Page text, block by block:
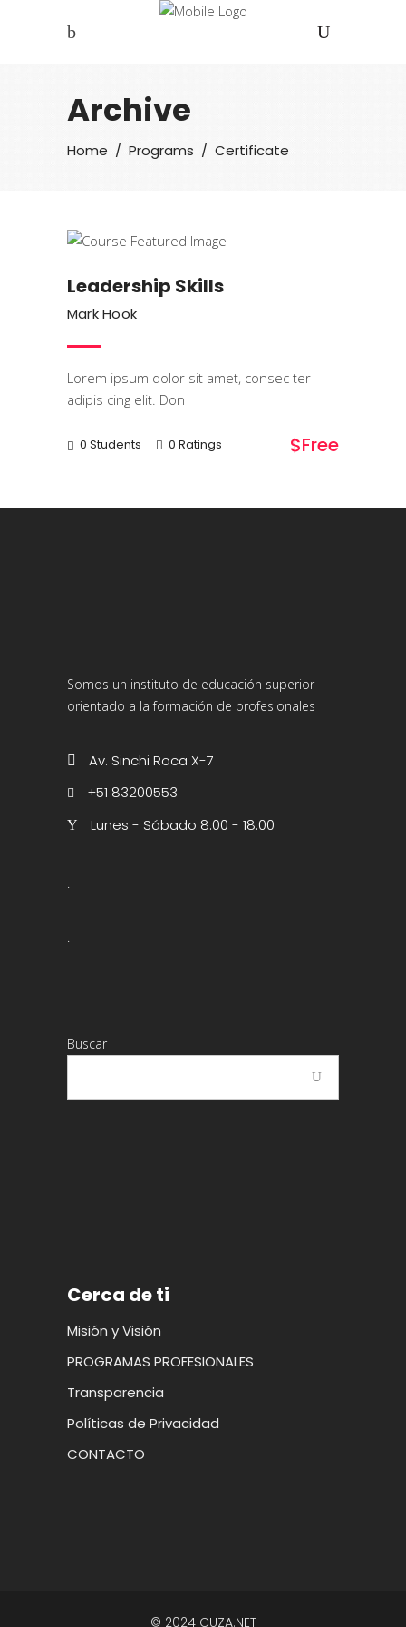
Archive
Home / Programs / Certificate
Leadership Skills
Mark Hook
Lorem ipsum dolor sit amet, consec ter
adipis cing elit. Don
0 Students 0 Ratings $free
Somos un instituto de educación superior
orientado a la formación de profesionales
Av. Sinchi Roca X-7
+51 83200553
Lunes - Sábado 8.00 - 18.00
Buscar
Cerca de ti
Misión y Visión
PROGRAMAS PROFESIONALES
Transparencia
Políticas de Privacidad
CONTACTO
© 2024 CUZA.NET